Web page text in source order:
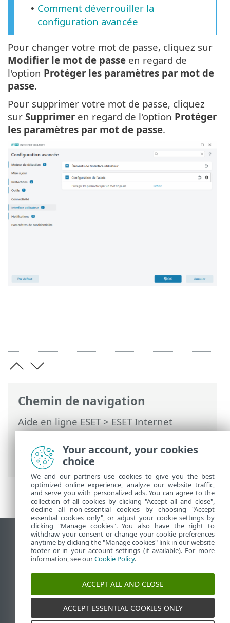
Chemin de navigation
Aide en ligne ESET>ESET Internet
Security>Configuration avancée>
Interface utilisateur> Configuration de
l'accès
• Comment déverrouiller la
configuration avancée
Pour changer votre mot de passe, cliquez sur
Modifier le mot de passe en regard de
l'option Protéger les paramètres par mot de
passe.
Pour supprimer votre mot de passe, cliquez
sur Supprimer en regard de l'option Protéger
les paramètres par mot de passe.
Afficher le site des postes de travail
End of Life
Base de connaissances ESET
Forum ESET
ESET Status Portal
Support régional
Your account, your cookies
choice
We and our partners use cookies to give you the best
optimized online experience, analyze our website traffic,
and serve you with personalized ads. You can agree to the
collection of all cookies by clicking "Accept all and close",
decline all non-essential cookies by choosing "Accept
essential cookies only", or adjust your cookie settings by
clicking "Manage cookies". You also have the right to
withdraw your consent or change your cookie preferences
anytime by clicking the "Manage cookies" link in our website
footer or in your account settings (if available). For more
information, see ourCookie Policy.
ACCEPT ALL AND CLOSE
ACCEPT ESSENTIAL COOKIES ONLY